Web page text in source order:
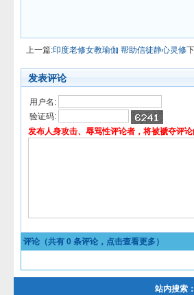
上一篇:印度老修女教瑜伽 帮助信徒静心灵修
发表评论
用户名:
验证码:
发布人身攻击、辱骂性评论者，将被褫夺评论
评论（共有 0 条评论，点击查看更多）
站内搜索：